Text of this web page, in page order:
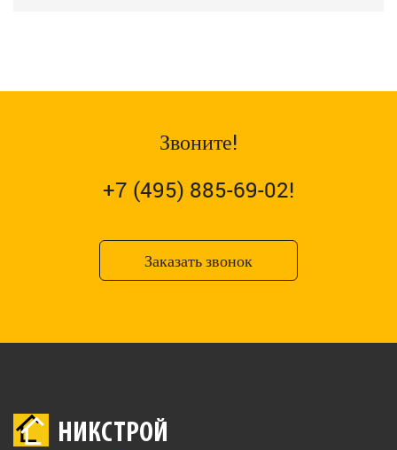
Звоните!
+7 (495) 885-69-02!
Заказать звонок
НИКСТРОЙ